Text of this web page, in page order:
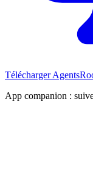
Télécharger
App companion :